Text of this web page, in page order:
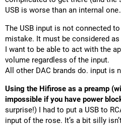
USB is worse than an internal
The USB input is not connected
mistake. It must be considered
I want to be able to act with the
volume regardless of the input.
All other DAC brands do. input is
Using the Hifirose as a preamp
impossible if you have power
surprise!) I had to put a USB to
input of the rose. It’s a bit silly